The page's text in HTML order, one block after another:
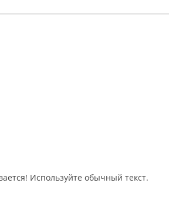
Используйте обычный текст.